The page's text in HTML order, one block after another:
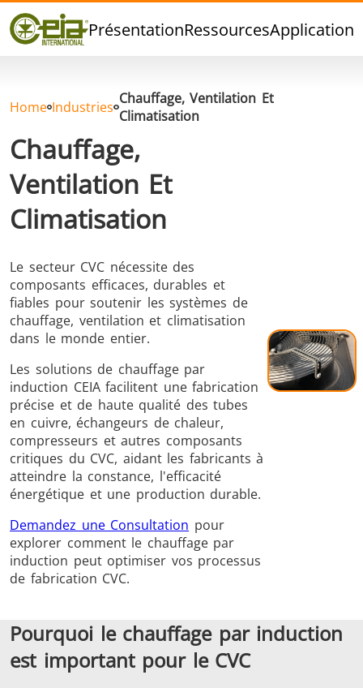
PrésentationRessourcesApplications
Qualité
Événements
Brasage Argent Brasage Etain
Brasage
Aluminium
Thermoscellage
chaud
Frettage
Home Industries Chauffage, Ventilation Et
Climatisation
Chauffage,
Ventilation Et
Climatisation
Le secteur CVC nécessite des
composants efficaces, durables et
fiables pour soutenir les systèmes de
chauffage, ventilation et climatisation
dans le monde entier.
Les solutions de chauffage par
induction CEIA facilitent une fabrication
précise et de haute qualité des tubes
en cuivre, échangeurs de chaleur,
compresseurs et autres composants
critiques du CVC, aidant les fabricants à
atteindre la constance, l'efficacité
énergétique et une production durable.
Demandez une Consultation pour
explorer comment le chauffage par
induction peut optimiser vos processus
de fabrication CVC.
Pourquoi le chauffage par induction
est important pour le CVC